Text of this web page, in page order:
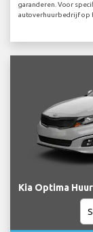
garanderen. Voor
autoverhuurbedrijf op
Kia Optima